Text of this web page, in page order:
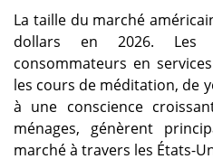
La taille du marché
dollars en 2026. Les
consommateurs en
les cours de méditation, de
à une conscience
ménages, génèrent
marché à travers les États-